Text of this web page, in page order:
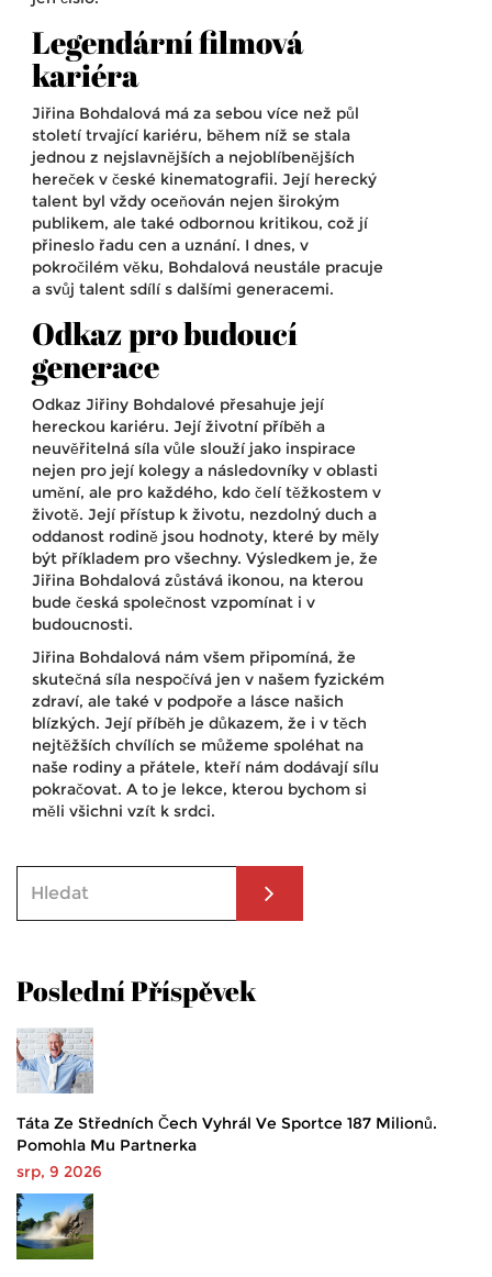
Legendární filmová
kariéra
Jiřina Bohdalová má za sebou více než půl
století trvající kariéru, během níž se stala
jednou z nejslavnějších a nejoblíbenějších
hereček v české kinematografii. Její herecký
talent byl vždy oceňován nejen širokým
publikem, ale také odbornou kritikou, což jí
přineslo řadu cen a uznání. I dnes, v
pokročilém věku, Bohdalová neustále pracuje
a svůj talent sdílí s dalšími generacemi.
Odkaz pro budoucí
generace
Odkaz Jiřiny Bohdalové přesahuje její
hereckou kariéru. Její životní příběh a
neuvěřitelná síla vůle slouží jako inspirace
nejen pro její kolegy a následovníky v oblasti
umění, ale pro každého, kdo čelí těžkostem v
životě. Její přístup k životu, nezdolný duch a
oddanost rodině jsou hodnoty, které by měly
být příkladem pro všechny. Výsledkem je, že
Jiřina Bohdalová zůstává ikonou, na kterou
bude česká společnost vzpomínat i v
budoucnosti.
Jiřina Bohdalová nám všem připomíná, že
skutečná síla nespočívá jen v našem fyzickém
zdraví, ale také v podpoře a lásce našich
blízkých. Její příběh je důkazem, že i v těch
nejtěžších chvílích se můžeme spoléhat na
naše rodiny a přátele, kteří nám dodávají sílu
pokračovat. A to je lekce, kterou bychom si
měli všichni vzít k srdci.
Poslední Příspěvek
Táta Ze Středních Čech Vyhrál Ve Sportce 187 Milionů.
Pomohla Mu Partnerka
srp, 9 2026